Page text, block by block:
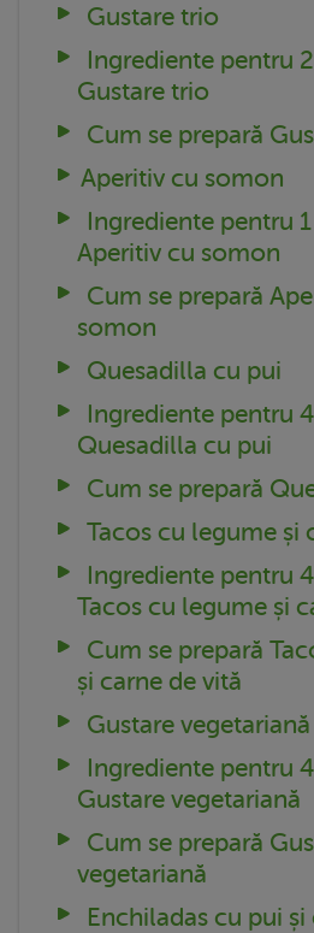
Gustare trio
Ingrediente pentru
Gustare trio
Cum se prepară
Aperitiv cu somon
Ingrediente pentru
Aperitiv cu somon
Cum se prepară
somon
Quesadilla cu pui
Ingrediente pentru
Quesadilla cu pui
Cum se prepară
Tacos cu legume și
Ingrediente pentru
Tacos cu legume și
Cum se prepară
și carne de vită
Gustare vegetariană
Ingrediente pentru
Gustare vegetariană
Cum se prepară
vegetariană
Enchiladas cu pui